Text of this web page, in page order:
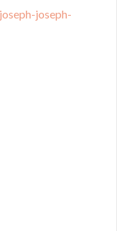
joseph-